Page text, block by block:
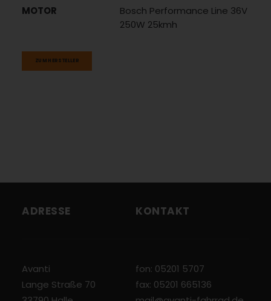
MOTOR
Bosch Performance Line 36V
250W 25kmh
ZUM HERSTELLER
ADRESSE
Avanti
Lange Straße 70
KONTAKT
fon: 05201 5707
fax: 05201 665136